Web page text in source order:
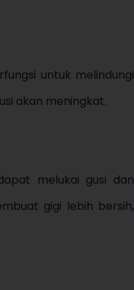
untuk melindungi
akan meningkat.
melukai gusi dan
gigi lebih bersih,